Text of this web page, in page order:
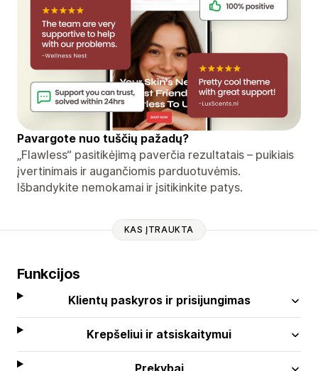
Pavargote nuo tuščių pažadų?
„Flawless“ pasitikėjimą paverčia rezultatais – puikiais
įvertinimais ir augančiomis parduotuvėmis.
Išbandykite nemokamai ir įsitikinkite patys.
KAS ĮTRAUKTA
Funkcijos
Klientų paskyros ir prisijungimas
Krepšeliui ir atsiskaitymui
Prekybai